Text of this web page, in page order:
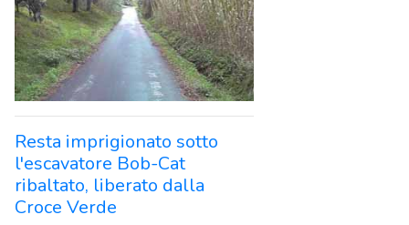
Resta imprigionato sotto
l'escavatore Bob-Cat
ribaltato, liberato dalla
Croce Verde